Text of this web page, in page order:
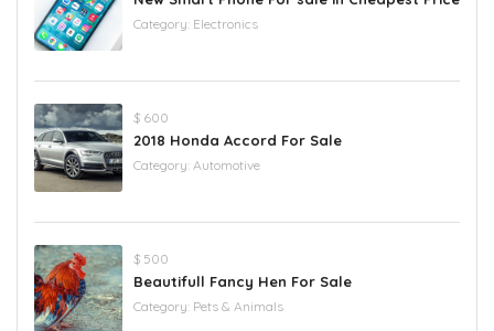
Category: Electronics
$ 600
2018 Honda Accord For Sale
Category: Automotive
$ 500
Beautifull Fancy Hen For Sale
Category: Pets & Animals